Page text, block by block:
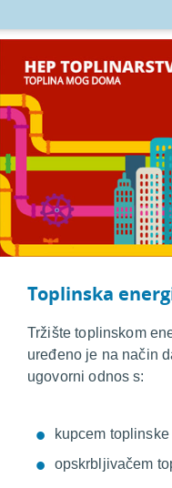
Toplinska
Tržište toplinskom
uređeno je na način
ugovorni odnos s:
kupcem
opskrbljivačem